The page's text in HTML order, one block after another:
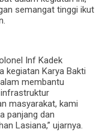
semangat tinggi ikut
Inf Kadek
kegiatan Karya Bakti
membantu
masyarakat, kami
panjang dan
Lasiana,” ujarnya.